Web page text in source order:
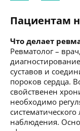
Пациентам
Что делает
Ревматолог –
суставов и
пороков сердца.
свойственен
необходимо
наблюдения.